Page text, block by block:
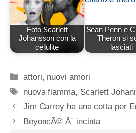
Foto Scarlett
Johansson con la
cellulite
Sean Penn e
Theron si
lasciati
Categorie
attori, nuovi amori
Tag
nuova fiamma, Scarlett
Jim Carrey ha una cotta per
BeyoncÃ© Ã¨ incinta